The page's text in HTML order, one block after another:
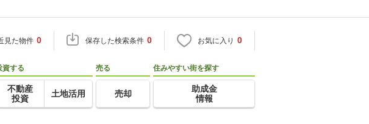
見た物件 0 保存した検索条件 0 お気に入り 0
資する
不動産
投資
土地活用
売る
売却
住みやすい街を探す
助成金
情報